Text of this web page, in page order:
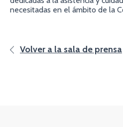
necesitadas en el ámbito de la
Volver a la sala de prensa